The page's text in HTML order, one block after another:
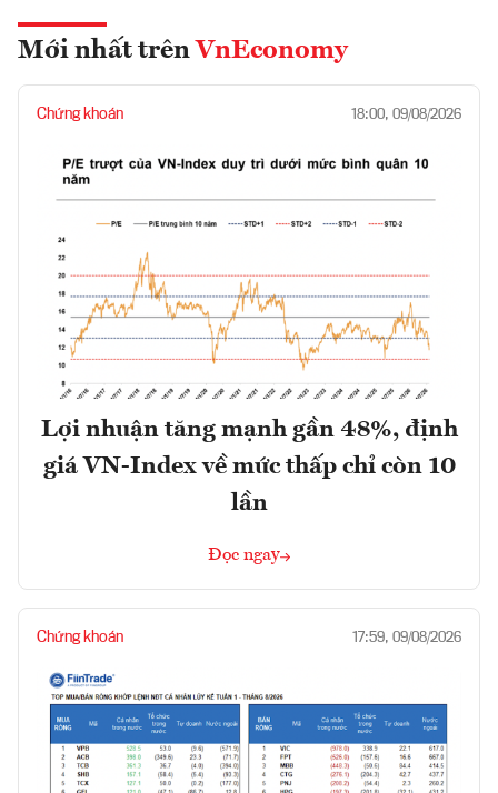
Mới nhất trên VnEconomy
Chứng khoán 18:00, 09/08/2026
Lợi nhuận tăng mạnh gần 48%, định
giá VN-Index về mức thấp chỉ còn 10
lần
Đọc ngay
Chứng khoán 17:59, 09/08/2026